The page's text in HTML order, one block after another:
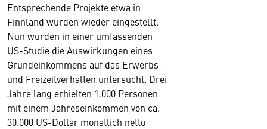
Entsprechende Projekte etwa in
Finnland wurden wieder eingestellt.
Nun wurden in einer umfassenden
US-Studie die Auswirkungen eines
Grundeinkommens auf das Erwerbs-
und Freizeitverhalten untersucht. Drei
Jahre lang erhielten 1.000 Personen
mit einem Jahreseinkommen von ca.
30.000 US-Dollar monatlich netto